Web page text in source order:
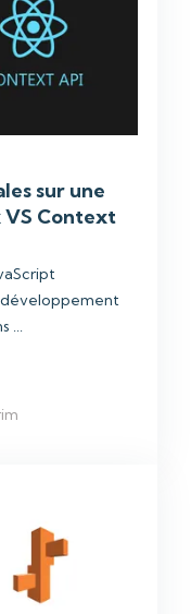
sur une
VS Context
développement
...